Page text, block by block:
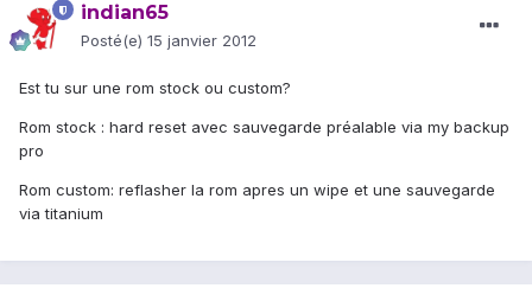
indian65
Posté(e) 15 janvier 2012
Est tu sur une rom stock ou custom?
Rom stock : hard reset avec sauvegarde préalable via my backup
pro
Rom custom: reflasher la rom apres un wipe et une sauvegarde
via titanium